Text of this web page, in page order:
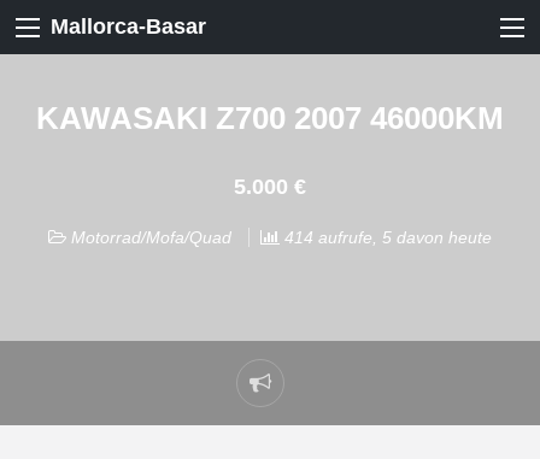
Mallorca-Basar
KAWASAKI Z700 2007 46000KM
5.000 €
Motorrad/Mofa/Quad 414 aufrufe, 5 davon heute
Problem
melden